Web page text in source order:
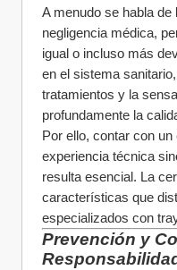
A menudo se habla
negligencia médica,
igual o incluso más
en el sistema
tratamientos y la
profundamente la
Por ello, contar con
experiencia técnica
resulta esencial. La
características que
especializados con
Prevención y